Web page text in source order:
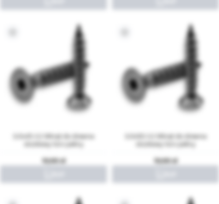
3,0x45 A2 Wkręt do drewna
stożkowy torx pełny
10,00
3,0x50 A2 Wkręt do drewna
stożkowy torx pełny
10,00